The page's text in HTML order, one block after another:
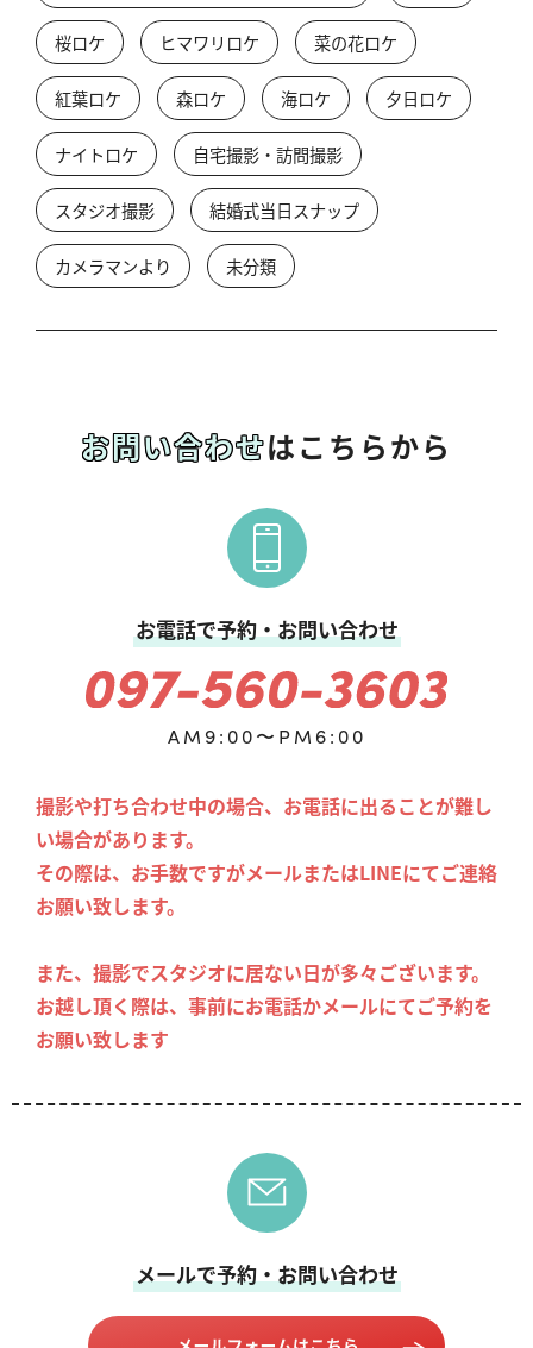
桜ロケ ヒマワリロケ 菜の花ロケ
紅葉ロケ 森ロケ 海ロケ 夕日ロケ
ナイトロケ 自宅撮影・訪問撮影
スタジオ撮影 結婚式当日スナップ
カメラマンより 未分類
お問い合わせはこちらから
お電話で予約・お問い合わせ
AM9:00〜PM6:00
撮影や打ち合わせ中の場合、お電話に出ることが難し
い場合があります。
その際は、お手数ですがメールまたはLINEにてご連絡
お願い致します。
また、撮影でスタジオに居ない日が多々ございます。
お越し頂く際は、事前にお電話かメールにてご予約を
お願い致します
メールで予約・お問い合わせ